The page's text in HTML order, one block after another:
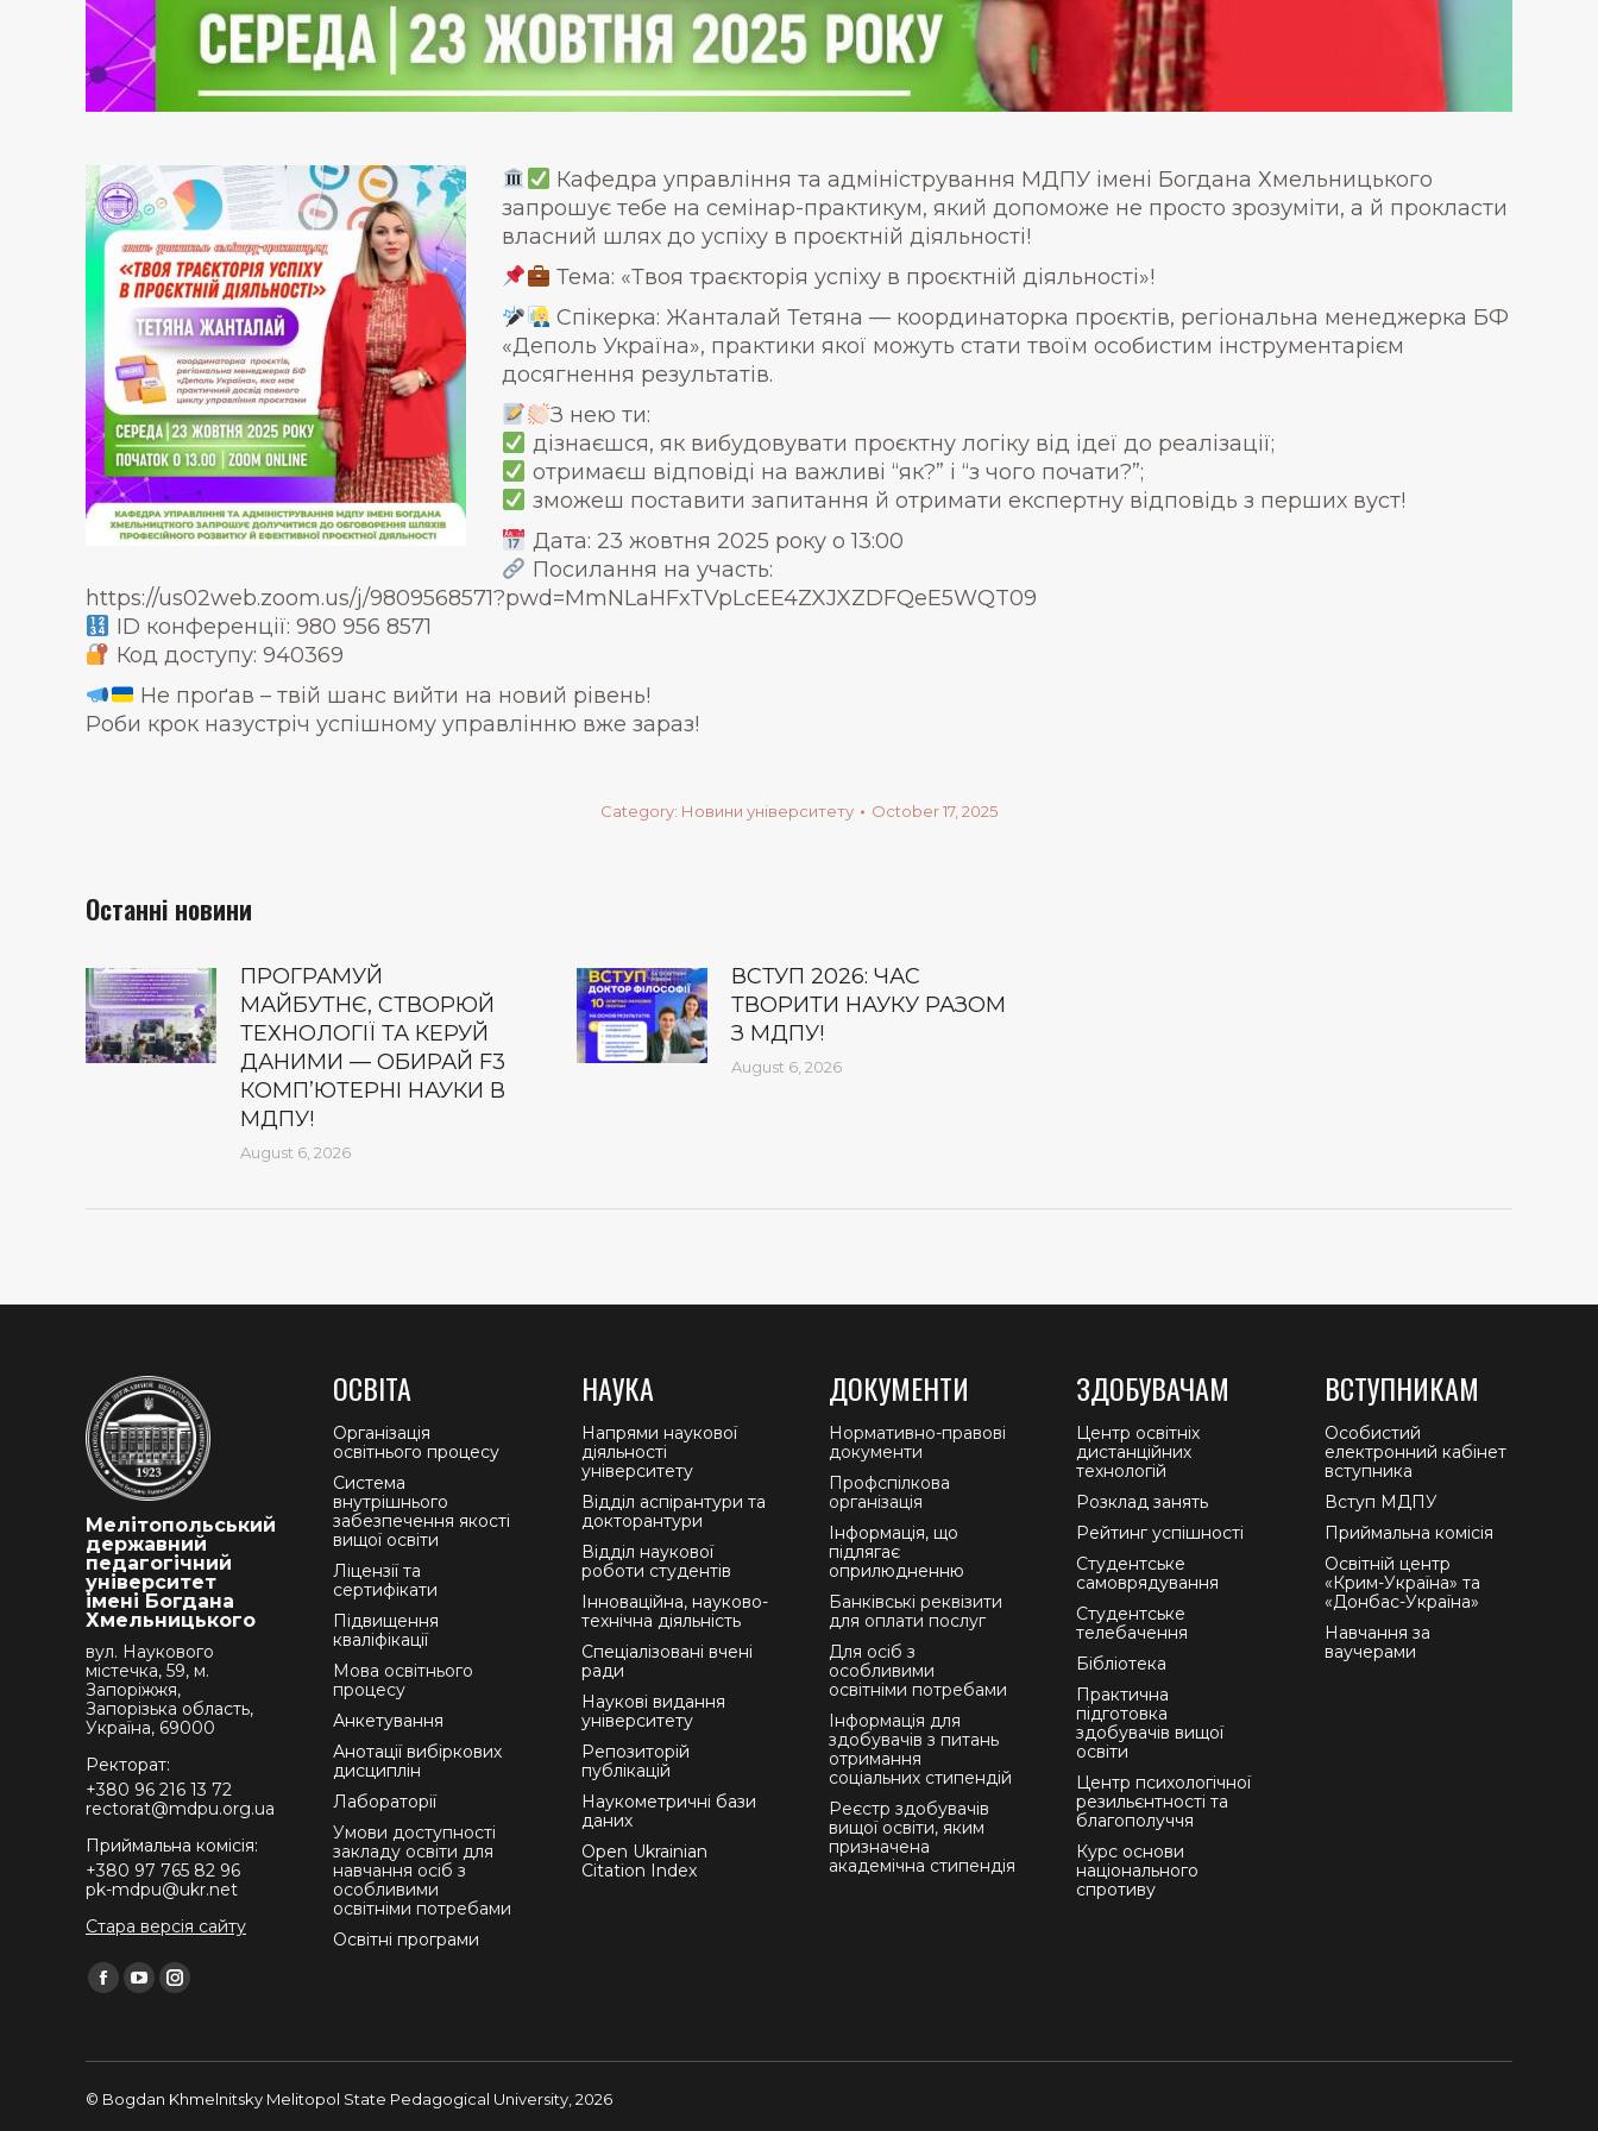
Кафедра управління та адміністрування МДПУ імені Богдана Хмельницького
запрошує тебе на семінар-практикум, який допоможе не просто зрозуміти, а й прокласти
власний шлях до успіху в проєктній діяльності!
Тема: «Твоя траєкторія успіху в проєктній діяльності»!
Спікерка: Жанталай Тетяна — координаторка проєктів, регіональна менеджерка БФ
«Деполь Україна», практики якої можуть стати твоїм особистим інструментарієм
досягнення результатів.
З нею ти:
дізнаєшся, як вибудовувати проєктну логіку від ідеї до реалізації;
отримаєш відповіді на важливі “як?” і “з чого почати?”;
зможеш поставити запитання й отримати експертну відповідь з перших вуст!
Дата: 23 жовтня 2025 року о 13:00
Посилання на участь:
https://us02web.zoom.us/j/9809568571?pwd=MmNLaHFxTVpLcEE4ZXJXZDFQeE5WQT09
ID конференції: 980 956 8571
Код доступу: 940369
Не проґав – твій шанс вийти на новий рівень!
Роби крок назустріч успішному управлінню вже зараз!
Category: Новини університету October 17, 2025
Останні новини
ПРОГРАМУЙ
МАЙБУТНЄ, СТВОРЮЙ
ТЕХНОЛОГІЇ ТА КЕРУЙ
ДАНИМИ — ОБИРАЙ F3
КОМП’ЮТЕРНІ НАУКИ В
МДПУ!
August 6, 2026
ВСТУП 2026: ЧАС
ТВОРИТИ НАУКУ РАЗОМ
З МДПУ!
August 6, 2026
Мелітопольський
державний
педагогічний
університет
імені Богдана
Хмельницького
вул. Наукового
містечка, 59, м.
Запоріжжя,
Запорізька область,
Україна, 69000
Ректорат:
+380 96 216 13 72
rectorat@mdpu.org.ua
Приймальна комісія:
+380 97 765 82 96
pk-mdpu@ukr.net
Стара версія сайту
Find us on:
Facebook
new
YouTubeInstagram
ОСВІТА
Організація
освітнього процесу
Система
внутрішнього
забезпечення якості
вищої освіти
Ліцензії та
сертифікати
Підвищення
кваліфікації
Мова освітнього
процесу
Анкетування
Анотації вибіркових
дисциплін
Лабораторії
Умови доступності
закладу освіти для
навчання осіб з
особливими
освітніми потребами
Освітні програми
НАУКА
Напрями наукової
діяльності
університету
Відділ аспірантури та
докторантури
Відділ наукової
роботи студентів
Інноваційна, науково-
технічна діяльність
Спеціалізовані вчені
ради
Наукові видання
університету
Репозиторій
публікацій
Наукометричні бази
даних
Open Ukrainian
Citation Index
ДОКУМЕНТИ
Нормативно-правові
документи
Профспілкова
організація
Інформація, що
підлягає
оприлюдненню
Банківські реквізити
для оплати послуг
Для осіб з
особливими
освітніми потребами
Інформація для
здобувачів з питань
отримання
соціальних стипендій
Реєстр здобувачів
вищої освіти, яким
призначена
академічна стипендія
ЗДОБУВАЧАМ
Центр освітніх
дистанційних
технологій
Розклад занять
Рейтинг успішності
Студентське
самоврядування
Студентське
телебачення
Бібліотека
Практична
підготовка
здобувачів вищої
освіти
Центр психологічної
резильєнтності та
благополуччя
Курс основи
національного
спротиву
ВСТУПНИКАМ
Особистий
електронний кабінет
вступника
Вступ МДПУ
Приймальна комісія
Освітній центр
«Крим-Україна» та
«Донбас-Україна»
Навчання за
ваучерами
© Bogdan Khmelnitsky Melitopol State Pedagogical University, 2026